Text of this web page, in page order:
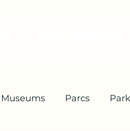
Museums Parcs